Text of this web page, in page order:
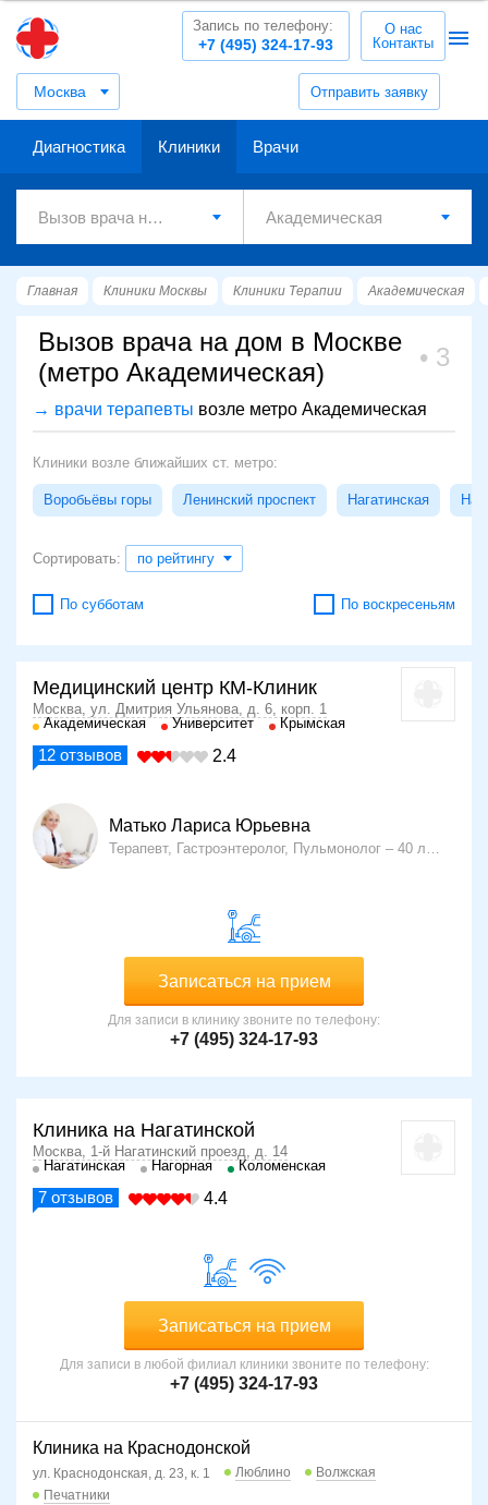
Москва Отправить заявку
+7 (495) 324-17-93
Запись по телефону:
О нас
Контакты
Диагностика Клиники Врачи
Главная Клиники Москвы Клиники Терапии Академическая
Вызов врача на дом в Москве
(метро Академическая)
3
→ врачи терапевты возле метро Академическая
Клиники возле ближайших ст. метро:
Воробьёвы горы Ленинский проспект Нагатинская
Сортировать: по рейтингу
По субботам По воскресеньям
Медицинский центр КМ-Клиник
Москва, ул. Дмитрия Ульянова, д. 6, корп. 1
Академическая
Университет Крымская
12 отзывов 2.4
Матько Лариса Юрьевна
Терапевт, Гастроэнтеролог, Пульмонолог 40 лет опыта
Записаться на прием
Для записи в клинику звоните по телефону:
+7 (495) 324-17-93
Клиника на Нагатинской
Москва, 1-й Нагатинский проезд, д. 14
Нагатинская
Нагорная Коломенская
7 отзывов 4.4
Записаться на прием
Для записи в любой филиал клиники звоните по телефону:
+7 (495) 324-17-93
Клиника на Краснодонской
ул. Краснодонская, д. 23, к. 1 Люблино
Волжская
Печатники